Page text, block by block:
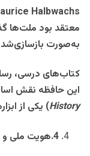
Halbwachs
معتقد بود ملت‌ها
به‌صورت
کتاب‌های درسی،
این حافظه نقش
History
) یکی از
4
.هویت ملی و